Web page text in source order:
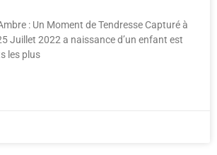
: Un Moment de Tendresse Capturé à
Juillet 2022 a naissance d’un enfant est
les plus